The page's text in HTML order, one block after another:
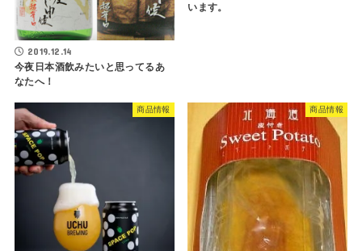
2019.12.14
今夜日本酒飲みたいと思ってるあ
なたへ！
います。
商品情報 商品情報